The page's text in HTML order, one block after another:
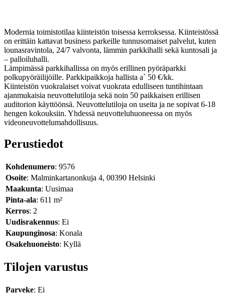
Modernia toimistotilaa kiinteistön toisessa kerroksessa. Kiinteistössä
on erittäin kattavat business parkeille tunnusomaiset palvelut, kuten
lounasravintola, 24/7 valvonta, lämmin parkkihalli sekä kuntosali ja
– palloiluhalli.
Lämpimässä parkkihallissa on myös erillinen pyöräparkki
polkupyöräilijöille. Parkkipaikkoja hallista a` 50 €/kk.
Kiinteistön vuokralaiset voivat vuokrata edulliseen tuntihintaan
ajanmukaisia neuvottelutiloja sekä noin 50 paikkaisen erillisen
auditorion käyttöönsä. Neuvottelutiloja on useita ja ne sopivat 6-18
hengen kokouksiin. Yhdessä neuvotteluhuoneessa on myös
videoneuvottelumahdollisuus.
Perustiedot
Kohdenumero: 9576
Osoite: Malminkartanonkuja 4, 00390 Helsinki
Maakunta: Uusimaa
Pinta-ala: 611 m²
Kerros: 2
Uudisrakennus: Ei
Kaupunginosa: Konala
Osakehuoneisto: Kyllä
Tilojen varustus
Parveke: Ei